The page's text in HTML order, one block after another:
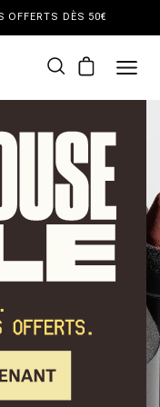
OFFERTS DÈS 50€
Panier